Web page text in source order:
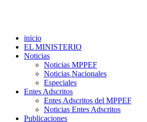
inicio
EL MINISTERIO
Noticias
Noticias MPPEF
Noticias Nacionales
Especiales
Entes Adscritos
Entes Adscritos del MPPEF
Noticias Entes Adscritos
Publicaciones